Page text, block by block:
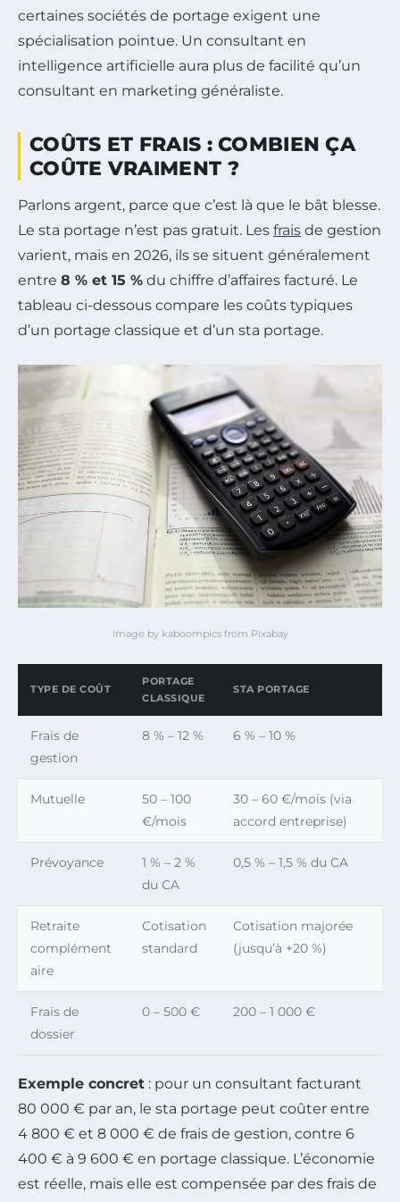
certaines sociétés de portage exigent une
spécialisation pointue. Un consultant en
intelligence artificielle aura plus de facilité qu’un
consultant en marketing généraliste.
COÛTS ET FRAIS : COMBIEN ÇA
COÛTE VRAIMENT ?
Parlons argent, parce que c’est là que le bât blesse.
Le sta portage n’est pas gratuit. Les frais de gestion
varient, mais en 2026, ils se situent généralement
entre 8 % et 15 % du chiffre d’affaires facturé. Le
tableau ci-dessous compare les coûts typiques
d’un portage classique et d’un sta portage.
Image by kaboompics from Pixabay
TYPE DE COÛT
PORTAGE
CLASSIQUE
STA PORTAGE
Frais de
gestion
8 % – 12 % 6 % – 10 %
Mutuelle
50 – 100
€/mois
30 – 60 €/mois (via
accord entreprise)
Prévoyance
1 % – 2 %
du CA
0,5 % – 1,5 % du CA
Retraite
complément
aire
Cotisation
standard
Cotisation majorée
(jusqu’à +20 %)
Frais de
dossier
0 – 500 € 200 – 1 000 €
Exemple concret : pour un consultant facturant
80 000 € par an, le sta portage peut coûter entre
4 800 € et 8 000 € de frais de gestion, contre 6
400 € à 9 600 € en portage classique. L’économie
est réelle, mais elle est compensée par des frais de